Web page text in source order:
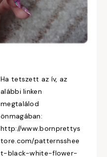
Ha tetszett az ív, az
alábbi linken
megtalálod
önmagában:
http://www.bornprettys
tore.com/patternsshee
t-black-white-flower-